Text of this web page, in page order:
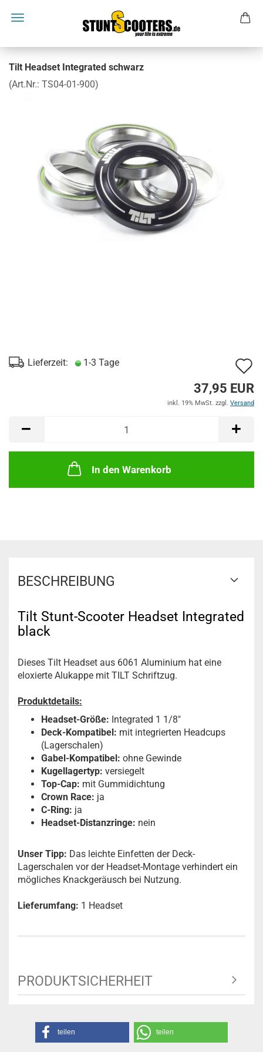
Tilt Headset Integrated schwarz
(Art.Nr.: TS04-01-900)
Lieferzeit: 1-3 Tage
37,95 EUR
inkl. 19% MwSt. zzgl. Versand
In den Warenkorb
BESCHREIBUNG
Tilt Stunt-Scooter Headset Integrated
black
Dieses Tilt Headset aus 6061 Aluminium hat eine
eloxierte Alukappe mit TILT Schriftzug.
Produktdetails:
Headset-Größe: Integrated 1 1/8"
Deck-Kompatibel: mit integrierten Headcups
(Lagerschalen)
Gabel-Kompatibel: ohne Gewinde
Kugellagertyp: versiegelt
Top-Cap: mit Gummidichtung
Crown Race: ja
C-Ring: ja
Headset-Distanzringe: nein
Unser Tipp: Das leichte Einfetten der Deck-
Lagerschalen vor der Headset-Montage verhindert ein
mögliches Knackgeräusch bei Nutzung.
Lieferumfang: 1 Headset
PRODUKTSICHERHEIT
teilen teilen